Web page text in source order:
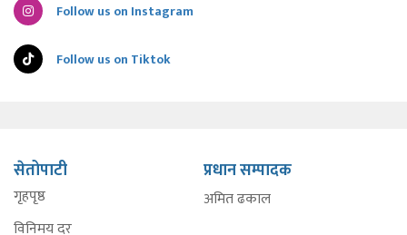
Follow us on Instagram
Follow us on Tiktok
सेतोपाटी
गृहपृष्ठ
विनिमय दर
प्रधान सम्पादक
अमित ढकाल